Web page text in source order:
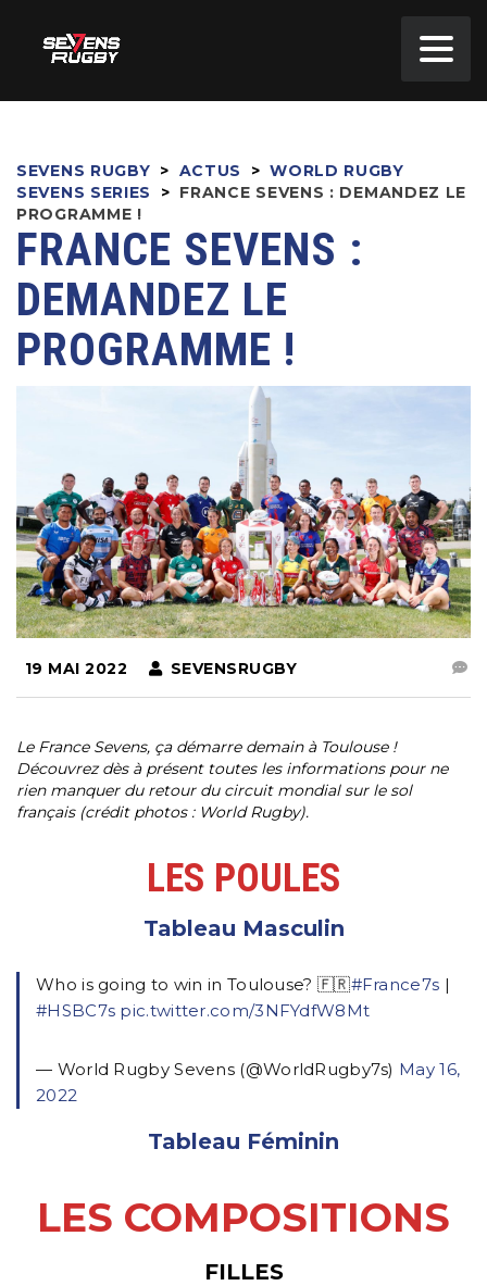
SEVENS RUGBY > ACTUS > WORLD RUGBY
SEVENS SERIES
> FRANCE SEVENS : DEMANDEZ LE
PROGRAMME !
FRANCE SEVENS :
DEMANDEZ LE
PROGRAMME !
19 MAI 2022 SEVENSRUGBY
Le France Sevens, ça démarre demain à Toulouse !
Découvrez dès à présent toutes les informations pour ne
rien manquer du retour du circuit mondial sur le sol
français (crédit photos : World Rugby).
LES POULES
Tableau Masculin
Who is going to win in Toulouse? 🇫🇷#France7s |
#HSBC7s pic.twitter.com/3NFYdfW8Mt
— World Rugby Sevens (@WorldRugby7s) May 16,
2022
Tableau Féminin
LES COMPOSITIONS
FILLES